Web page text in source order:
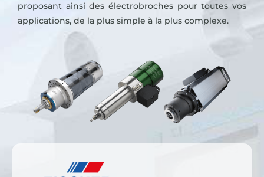
proposant ainsi des électrobroches pour toutes vos
applications, de la plus simple à la plus complexe.